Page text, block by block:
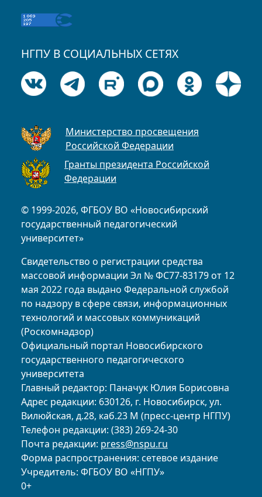
© 1999-2026, ФГБОУ ВО «Новосибирский
государственный педагогический
университет»
Свидетельство о регистрации средства
массовой информации Эл № ФС77-83179 от 12
мая 2022 года выдано Федеральной службой
по надзору в сфере связи, информационных
технологий и массовых коммуникаций
(Роскомнадзор)
Официальный портал Новосибирского
государственного педагогического
университета
Главный редактор: Паначук Юлия Борисовна
Адрес редакции: 630126, г. Новосибирск, ул.
Вилюйская, д.28, каб.23 М (пресс-центр НГПУ)
Телефон редакции: (383) 269-24-30
Почта редакции: press@nspu.ru
Форма распространения: сетевое издание
Учредитель: ФГБОУ ВО «НГПУ»
0+
НГПУ В СОЦИАЛЬНЫХ СЕТЯХ
Министерство просвещения
Российской Федерации
Гранты президента Российской
Федерации